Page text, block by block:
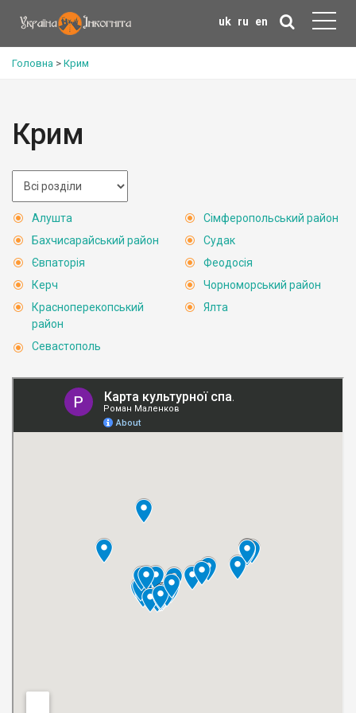
uk ru en
Головна > Крим
Крим
Алушта
Бахчисарайський район
Євпаторія
Керч
Красноперекопський
район
Севастополь
Сімферопольський район
Судак
Феодосія
Чорноморський район
Ялта